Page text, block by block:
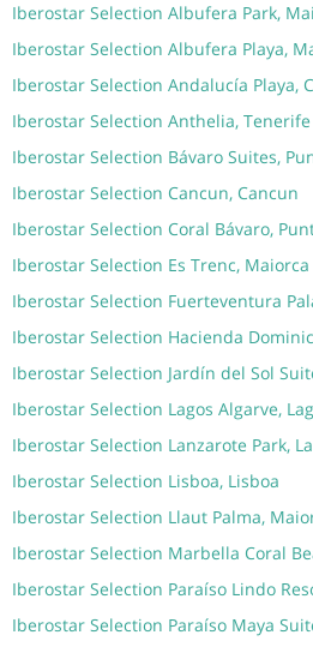
Iberostar Selection Albufera Park,
Iberostar Selection Albufera Playa,
Iberostar Selection Andalucía Playa,
Iberostar Selection Anthelia, Tenerife
Iberostar Selection Bávaro Suites,
Iberostar Selection Cancun, Cancun
Iberostar Selection Coral Bávaro,
Iberostar Selection Es Trenc, Maiorca
Iberostar Selection Fuerteventura
Iberostar Selection Hacienda
Iberostar Selection Jardín del Sol
Iberostar Selection Lagos Algarve,
Iberostar Selection Lanzarote Park,
Iberostar Selection Lisboa, Lisboa
Iberostar Selection Llaut Palma,
Iberostar Selection Marbella Coral
Iberostar Selection Paraíso Lindo
Iberostar Selection Paraíso Maya